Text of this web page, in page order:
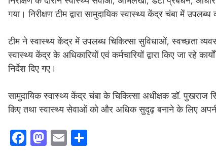
गया। निरीक्षण टीम द्वारा सामुदायिक स्वास्थ्य केंद्र चंबा में
टीम ने स्वास्थ्य केंद्र में उपलब्ध चिकित्सा सुविधाओं, स्वच्छता
स्वास्थ्य केंद्र के अधिकारियों एवं कर्मचारियों द्वारा किए जा रहे
निर्देश दिए गए।
सामुदायिक स्वास्थ्य केंद्र चंबा के चिकित्सा अधीक्षक डॉ. पुखराज
किए तथा स्वास्थ्य सेवाओं को और अधिक सुदृढ़ बनाने के लिए अपनी
F M E